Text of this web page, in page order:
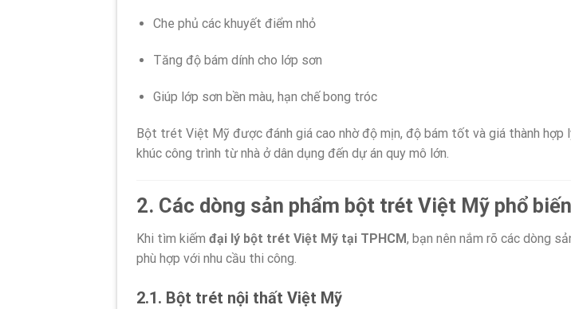
Che phủ các khuyết điểm nhỏ
Tăng độ bám dính cho lớp sơn
Giúp lớp sơn bền màu, hạn chế bong tróc
Bột trét Việt Mỹ được đánh giá cao nhờ độ mịn, độ bám tốt và giá thành hợp
khúc công trình từ nhà ở dân dụng đến dự án quy mô lớn.
2. Các dòng sản phẩm bột trét Việt Mỹ phổ
Khi tìm kiếm đại lý bột trét Việt Mỹ tại TPHCM, bạn nên nắm rõ các dòng
phù hợp với nhu cầu thi công.
2.1. Bột trét nội thất Việt Mỹ